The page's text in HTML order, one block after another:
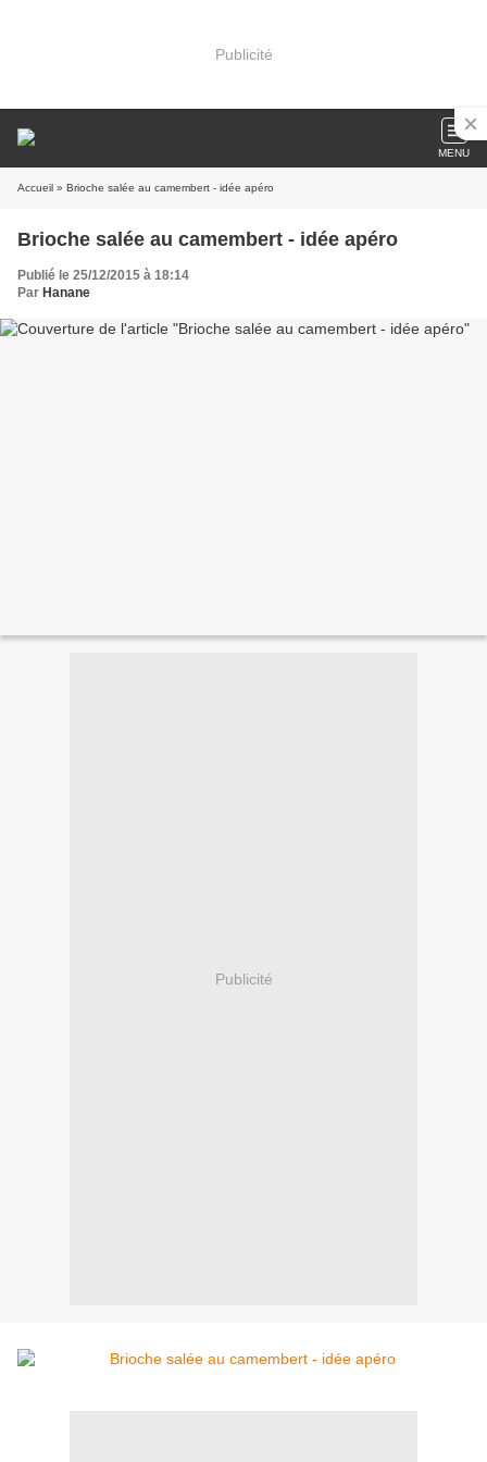
Publicité
MENU
Accueil » Brioche salée au camembert - idée apéro
Brioche salée au camembert - idée apéro
Publié le 25/12/2015 à 18:14
Par Hanane
Publicité